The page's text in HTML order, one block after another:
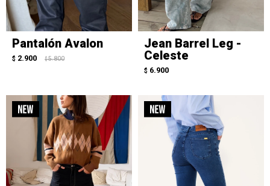
Pantalón Avalon
$ 2.900 $ 5.800
Jean Barrel Leg -
Celeste
$ 6.900